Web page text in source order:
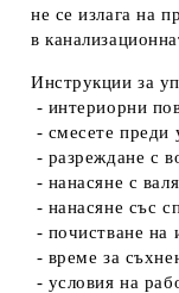
не се излага на
в
Инструкции за
- интериорни
- смесете преди
- разреждане с
- нанасяне с
- нанасяне със
- почистване на
- време за
- условия на